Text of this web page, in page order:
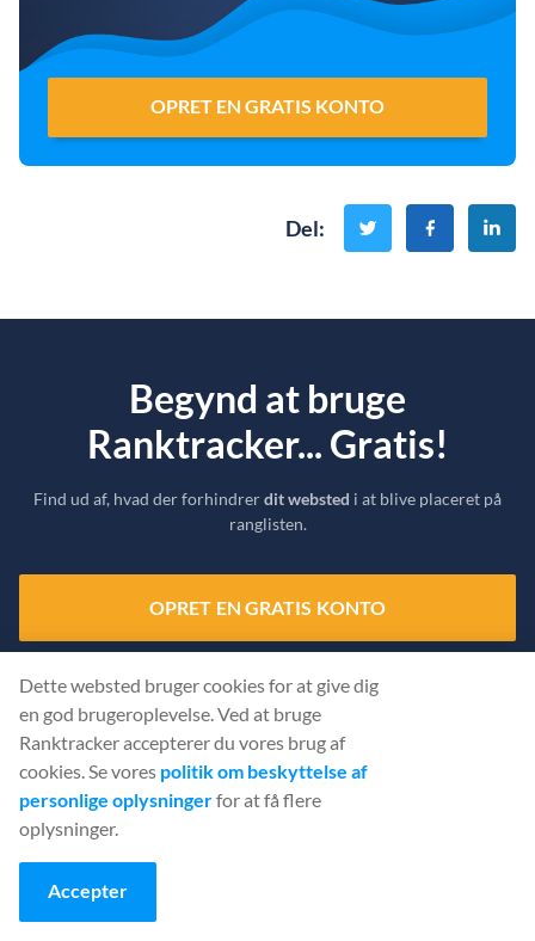
OPRET EN GRATIS KONTO
Del:
Begynd at bruge
Ranktracker... Gratis!
Find ud af, hvad der forhindrerdit websted i at blive placeret på
ranglisten.
OPRET EN GRATIS KONTO
Dette websted bruger cookies for at give dig
en god brugeroplevelse. Ved at bruge
Ranktracker accepterer du vores brug af
cookies. Se vores politik om beskyttelse af
personlige oplysningerfor at få flere
oplysninger.
Accepter